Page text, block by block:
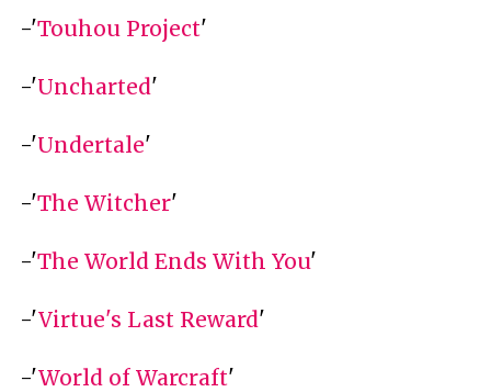
-'Touhou Project'
-'Uncharted'
-'Undertale'
-'The Witcher'
-'The World Ends With You'
-'Virtue's Last Reward'
-'World of Warcraft'